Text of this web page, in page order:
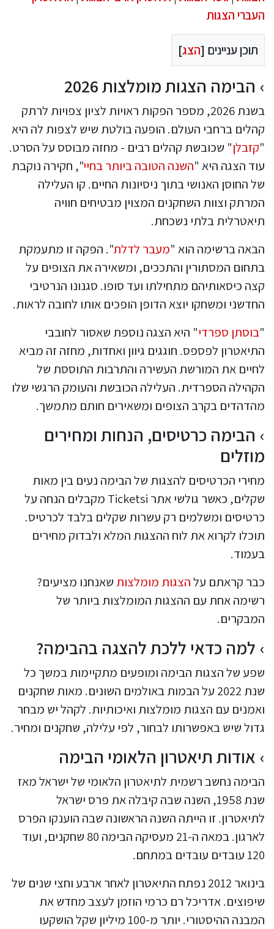
העברי הצגות
תוכן עניינים [הצג]
הבימה הצגות מומלצות 2026
בשנת 2026, מספר הפקות ראויות לציון צפויות לרתק
קהלים ברחבי העולם. הופעה בולטת שיש לצפות לה היא
"קזבלן" שכובשת קהלים רבים - מחזה מבוסס על הסרט.
עוד הצגה היא "השנה הטובה ביותר בחיי", חקירה נוקבת
של החוסן האנושי בתוך ניסיונות החיים. קו העלילה
המרתק וצוות השחקנים המצוין מבטיחים חוויה
תיאטרלית בלתי נשכחת.
הבאה ברשימה הוא "מעבר לדלת". הפקה זו מתעמקת
בתחום המסתורין והתככים, ומשאירה את הצופים על
קצה כיסאותיהם מתחילתו ועד סופו. סגנונו הנרטיבי
החדשני ומשחקו יוצא הדופן הופכים אותו לחובה לראות.
"בוסתן ספרדי" היא הצגה נוספת שאסור לחובבי
התיאטרון לפספס. חוגגים גיוון ואחדות, מחזה זה מביא
לחיים את המורשת העשירה והתרבות התוססת של
הקהילה הספרדית. העלילה הכובשת והעומק הרגשי שלו
מהדהדים בקרב הצופים ומשאירים חותם מתמשך.
הבימה כרטיסים, הנחות ומחירים
מוזלים
מחירי הכרטיסים להצגות של הבימה נעים בין מאות
שקלים, כאשר גולשי אתר Ticketsi מקבלים הנחה על
כרטיסים ומשלמים רק עשרות שקלים בלבד לכרטיס.
תוכלו לקרוא את לוח ההצגות המלא ולבדוק מחירים
בעמוד.
כבר קראתם עלהצגות מומלצות שאנחנו מציעים?
רשימה אחת עם ההצגות המומלצות ביותר של
המבקרים.
למה כדאי ללכת להצגה בהבימה?
שפע של הצגות הבימה ומופעים מתקיימות במשך כל
שנת 2022 על הבמות באולמים השונים. מאות שחקנים
ואמנים עם הצגות מומלצות ואיכותיות. לקהל יש מבחר
גדול שיש באפשרותו לבחור, לפי עלילה, שחקנים ומחיר.
אודות תיאטרון הלאומי הבימה
הבימה נחשב רשמית לתיאטרון הלאומי של ישראל מאז
שנת 1958, השנה שבה קיבלה את פרס ישראל
לתיאטרון. זו הייתה השנה הראשונה שבה הוענקו הפרס
לארגון. במאה ה-21 מעסיקה הבימה 80 שחקנים, ועוד
120 עובדים עובדים במתחם.
בינואר 2012 נפתח התיאטרון לאחר ארבע וחצי שנים של
שיפוצים. אדריכל רם כרמי הוזמן לעצב מחדש את
המבנה ההיסטורי. יותר מ-100 מיליון שקל הושקעו